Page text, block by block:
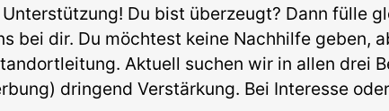
Du bist überzeugt? Dann fülle
bei dir. Du möchtest keine Nachhilfe geben,
Aktuell suchen wir in allen drei
dringend Verstärkung. Bei Interesse